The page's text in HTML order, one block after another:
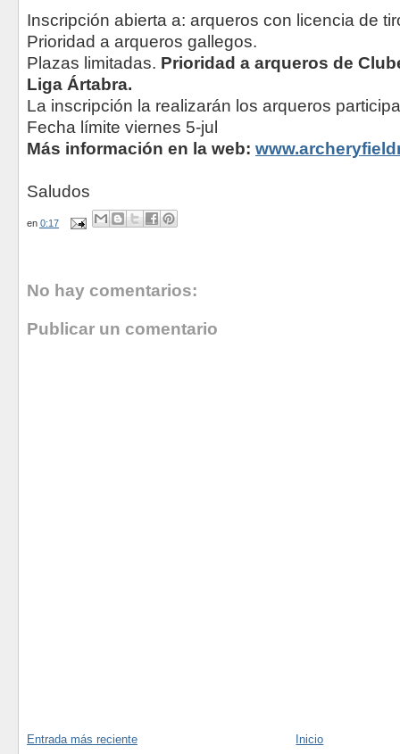
Inscripción abierta a: arqueros con licencia de
Prioridad a arqueros gallegos.
Plazas limitadas. Prioridad a arqueros de
Liga Ártabra.
La inscripción la realizarán los arqueros
Fecha límite viernes 5-jul
Más información en la web:
Saludos
en 0:17
No hay comentarios:
Publicar un comentario
Entrada más reciente Inicio